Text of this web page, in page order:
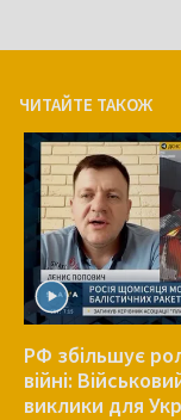
ЧИТАЙТЕ ТАКОЖ
РФ збільшує
війні:
виклики для